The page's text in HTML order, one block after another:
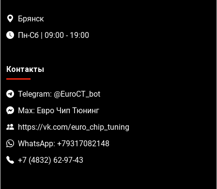
Брянск
Пн-Сб | 09:00 - 19:00
Контакты
Telegram: @EuroCT_bot
Max: Евро Чип Тюнинг
https://vk.com/euro_chip_tuning
WhatsApp: +79317082148
+7 (4832) 62-97-43